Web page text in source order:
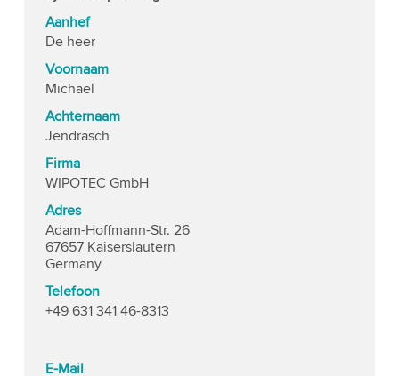
Aanhef
De heer
Voornaam
Michael
Achternaam
Jendrasch
Firma
WIPOTEC GmbH
Adres
Adam-Hoffmann-Str. 26
67657 Kaiserslautern
Germany
Telefoon
+49 631 341 46-8313
E-Mail